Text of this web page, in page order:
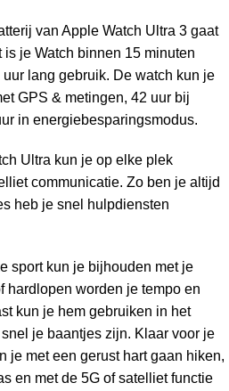
van Apple Watch Ultra 3 gaat
je Watch binnen 15 minuten
lang gebruik. De watch kun je
GPS & metingen, 42 uur bij
in energiebesparingsmodus.
Ultra kun je op elke plek
communicatie. Zo ben je altijd
heb je snel hulpdiensten
sport kun je bijhouden met je
hardlopen worden je tempo en
kun je hem gebruiken in het
je baantjes zijn. Klaar voor je
je met een gerust hart gaan hiken,
en met de 5G of satelliet functie